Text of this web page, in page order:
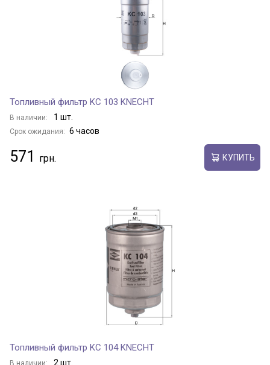
Топливный фильтр KC 103 KNECHT
В наличии: 1 шт.
Срок ожидания: 6 часов
571 КУПИТЬ
Топливный фильтр KC 104 KNECHT
В наличии: 2 шт.